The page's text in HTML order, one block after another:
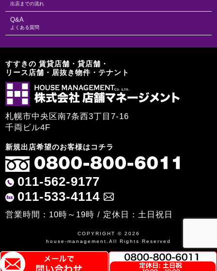
出店までの流れ
よくある質問
Q&A
すすきの 賃貸店舗・貸店舗・
リース店舗・居抜き物件・テナント
札幌市中央区南7条西3丁目7-16
千両ビル4F
新規出店希望のお客様はコチラ
011-562-9177
011-533-4114
営業時間：10時～19時 / 定休日：土日祝日
COPYRIGHT © 2026
house-management.All Rights Reserved